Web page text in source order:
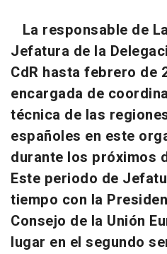
La responsable de
Jefatura de la
CdR hasta febrero de
encargada de
técnica de las
españoles en este
durante los próximos
Este periodo de
tiempo con la
Consejo de la Unión
lugar en el segundo